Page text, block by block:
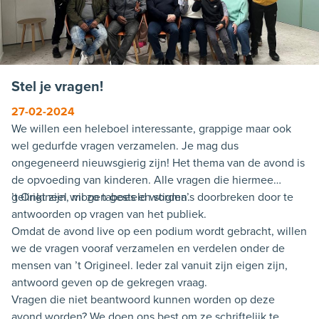
Stel je vragen!
27-02-2024
We willen een heleboel interessante, grappige maar ook
wel gedurfde vragen verzamelen. Je mag dus
ongegeneerd nieuwsgierig zijn! Het thema van de avond is
de opvoeding van kinderen. Alle vragen die hiermee
gelinkt zijn, mogen gesteld worden.
’t Origineel wil zo taboes en stigma’s doorbreken door te
antwoorden op vragen van het publiek.
Omdat de avond live op een podium wordt gebracht, willen
we de vragen vooraf verzamelen en verdelen onder de
mensen van ’t Origineel. Ieder zal vanuit zijn eigen zijn,
antwoord geven op de gekregen vraag.
Vragen die niet beantwoord kunnen worden op deze